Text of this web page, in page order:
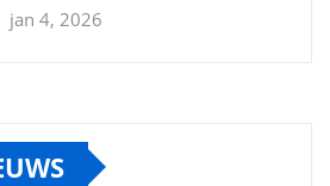
jan 4, 2026